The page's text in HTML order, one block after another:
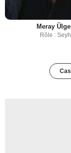
Meray
Rôle : Seyh